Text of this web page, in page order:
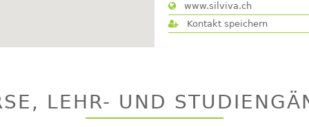
www.silviva.ch
Kontakt speichern
LEHR- UND